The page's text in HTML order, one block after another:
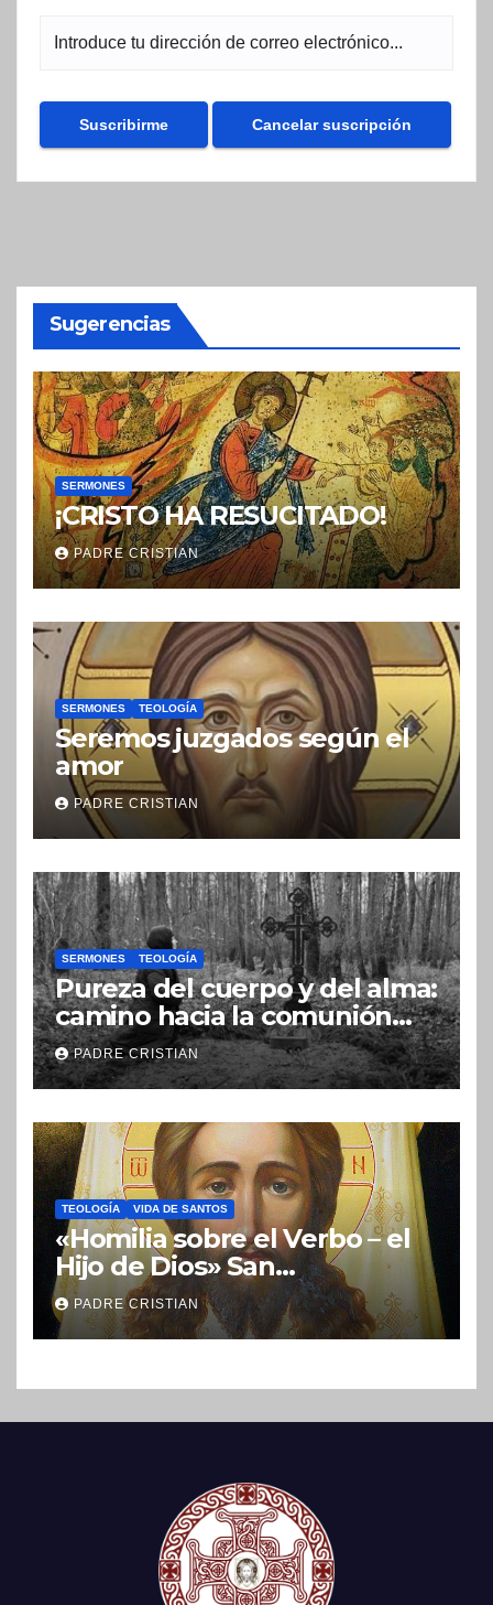
Sugerencias
SERMONES
¡CRISTO HA RESUCITADO!
PADRE CRISTIAN
SERMONES TEOLOGÍA
Seremos juzgados según el
amor
PADRE CRISTIAN
SERMONES TEOLOGÍA
Pureza del cuerpo y del alma:
camino hacia la comunión
con Dios
PADRE CRISTIAN
TEOLOGÍA VIDA DE SANTOS
«Homilia sobre el Verbo – el
Hijo de Dios» San
Nicolás (Velimírovich)
PADRE CRISTIAN